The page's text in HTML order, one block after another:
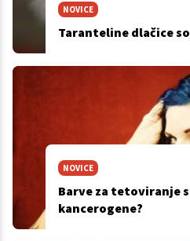
NOVICE
Taranteline dlačice
NOVICE
Barve za tetoviranje
kancerogene?